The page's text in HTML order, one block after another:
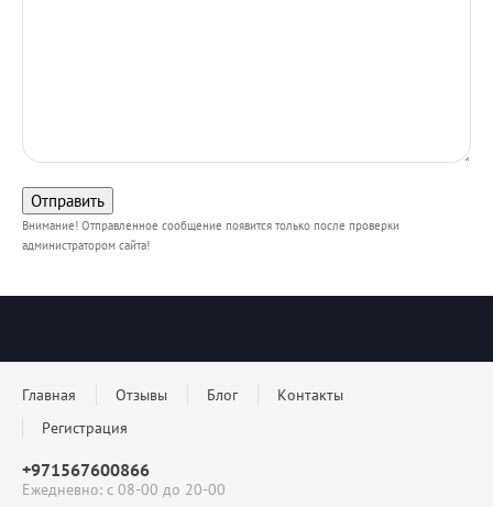
Внимание! Отправленное сообщение появится только после проверки
администратором сайта!
Главная Отзывы Блог
Контакты
Регистрация
+971567600866
Ежедневно: с 08-00 до 20-00